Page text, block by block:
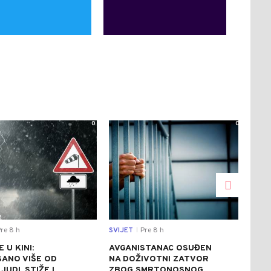
0
8 h
U KINI:
VIŠE OD
0
SVIJET Pre 8 h
AVGANISTANAC OSUĐEN
NA DOŽIVOTNI ZATVOR